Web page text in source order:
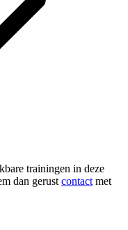
trainingen in deze
dan gerust contact met